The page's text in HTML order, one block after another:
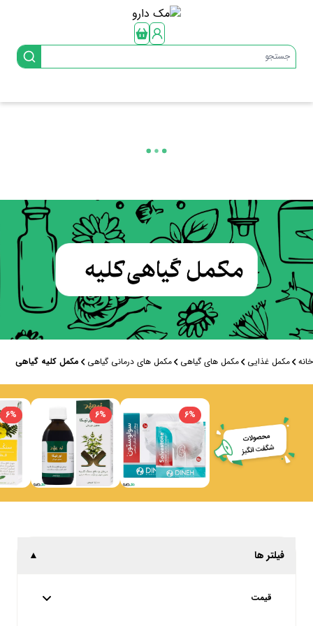
جستجو
خانه مکمل غذایی مکمل های گیاهی مکمل های درمانی گیاهی مکمل کلیه گیاهی
6%
6%
6%
فیلتر ها ▲
قیمت